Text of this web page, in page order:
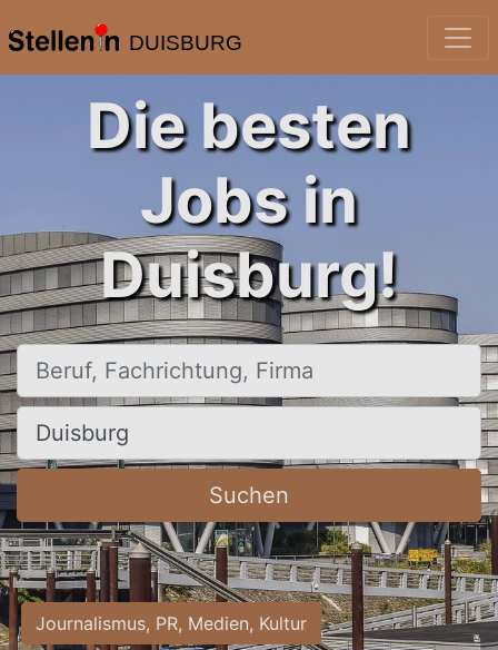
DUISBURG
Die besten
Jobs in
Duisburg!
Beruf, Fachrichtung, Firma
Ort, Stadt
Suchen
Journalismus, PR, Medien, Kultur